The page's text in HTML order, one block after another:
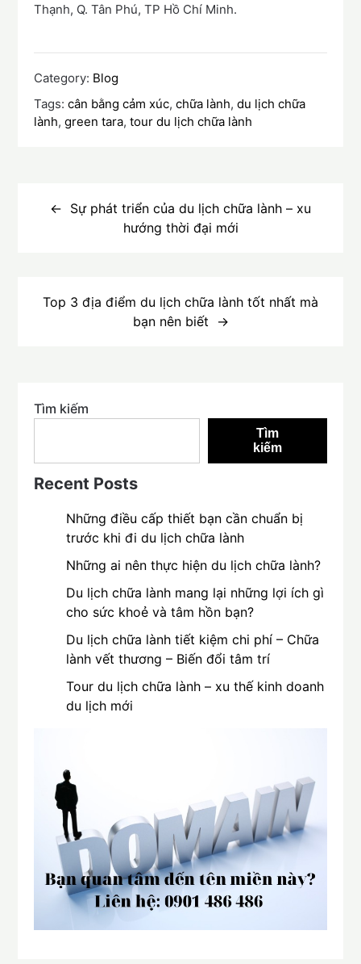
Thạnh, Q. Tân Phú, TP Hồ Chí Minh.
Category: Blog
Tags:cân bằng cảm xúc,chữa lành,du lịch chữa
lành,green tara,tour du lịch chữa lành
hướng Sự phát triển của du lịch chữa lành – xu
hướng thời đại mới
Top 3 địa điểm du lịch chữa lành tốt nhất mà
bạn nên biết
Tìm kiếm
Tìm
kiếm
Recent Posts
Những điều cấp thiết bạn cần chuẩn bị
trước khi đi du lịch chữa lành
Những ai nên thực hiện du lịch chữa lành?
Du lịch chữa lành mang lại những lợi ích gì
cho sức khoẻ và tâm hồn bạn?
Du lịch chữa lành tiết kiệm chi phí – Chữa
lành vết thương – Biến đổi tâm trí
Tour du lịch chữa lành – xu thế kinh doanh
du lịch mới